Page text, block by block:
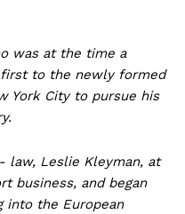
was at the time a
first to the newly formed
York City to pursue his
law, Leslie Kleyman, at
business, and began
into the European